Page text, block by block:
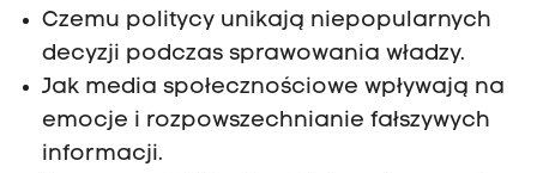
Czemu politycy unikają niepopularnych
decyzji podczas sprawowania władzy.
Jak media społecznościowe wpływają na
emocje i rozpowszechnianie fałszywych
informacji.